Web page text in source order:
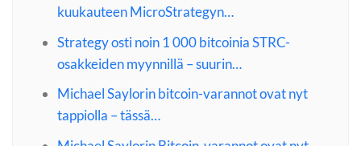
kuukauteen MicroStrategyn…
Strategy osti noin 1 000 bitcoinia STRC-
osakkeiden myynnillä – suurin…
Michael Saylorin bitcoin-varannot ovat nyt
tappiolla – tässä…